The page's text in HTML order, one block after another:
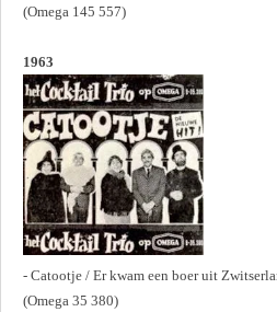
(Omega 145 557)
1963
- Catootje / Er kwam een boer uit
(Omega 35 380)